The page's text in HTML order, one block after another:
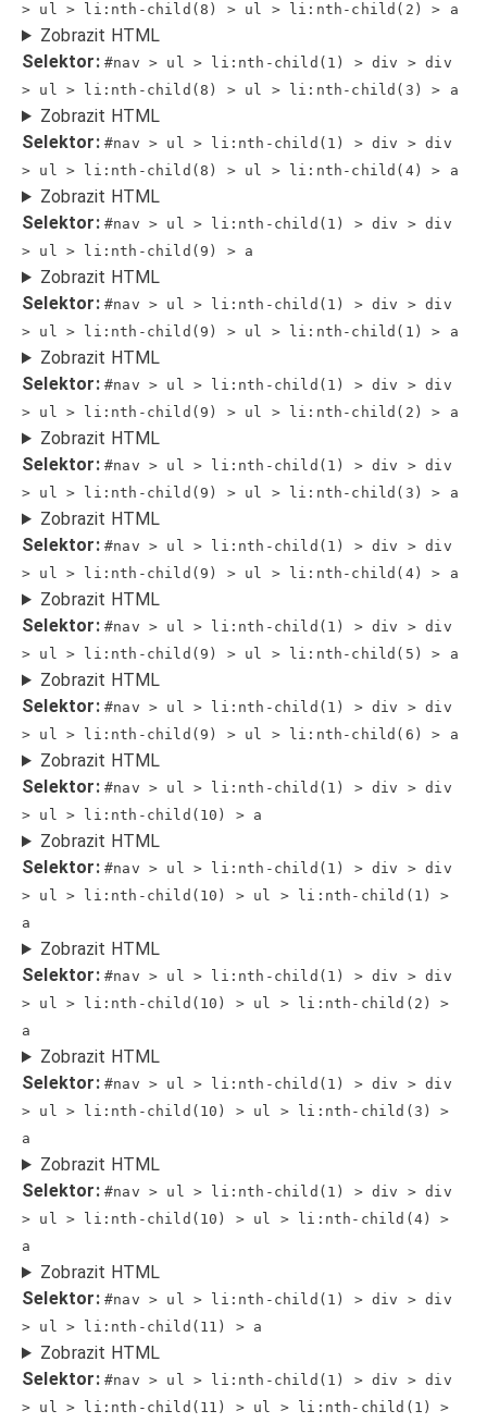
> ul > li:nth-child(8) > ul > li:nth-child(2) > a
Zobrazit HTML
Selektor: #nav > ul > li:nth-child(1) > div > div
> ul > li:nth-child(8) > ul > li:nth-child(3) > a
Zobrazit HTML
Selektor: #nav > ul > li:nth-child(1) > div > div
> ul > li:nth-child(8) > ul > li:nth-child(4) > a
Zobrazit HTML
Selektor: #nav > ul > li:nth-child(1) > div > div
> ul > li:nth-child(9) > a
Zobrazit HTML
Selektor: #nav > ul > li:nth-child(1) > div > div
> ul > li:nth-child(9) > ul > li:nth-child(1) > a
Zobrazit HTML
Selektor: #nav > ul > li:nth-child(1) > div > div
> ul > li:nth-child(9) > ul > li:nth-child(2) > a
Zobrazit HTML
Selektor: #nav > ul > li:nth-child(1) > div > div
> ul > li:nth-child(9) > ul > li:nth-child(3) > a
Zobrazit HTML
Selektor: #nav > ul > li:nth-child(1) > div > div
> ul > li:nth-child(9) > ul > li:nth-child(4) > a
Zobrazit HTML
Selektor: #nav > ul > li:nth-child(1) > div > div
> ul > li:nth-child(9) > ul > li:nth-child(5) > a
Zobrazit HTML
Selektor: #nav > ul > li:nth-child(1) > div > div
> ul > li:nth-child(9) > ul > li:nth-child(6) > a
Zobrazit HTML
Selektor: #nav > ul > li:nth-child(1) > div > div
> ul > li:nth-child(10) > a
Zobrazit HTML
Selektor: #nav > ul > li:nth-child(1) > div > div
> ul > li:nth-child(10) > ul > li:nth-child(1) >
a
Zobrazit HTML
Selektor: #nav > ul > li:nth-child(1) > div > div
> ul > li:nth-child(10) > ul > li:nth-child(2) >
a
Zobrazit HTML
Selektor: #nav > ul > li:nth-child(1) > div > div
> ul > li:nth-child(10) > ul > li:nth-child(3) >
a
Zobrazit HTML
Selektor: #nav > ul > li:nth-child(1) > div > div
> ul > li:nth-child(10) > ul > li:nth-child(4) >
a
Zobrazit HTML
Selektor: #nav > ul > li:nth-child(1) > div > div
> ul > li:nth-child(11) > a
Zobrazit HTML
Selektor: #nav > ul > li:nth-child(1) > div > div
> ul > li:nth-child(11) > ul > li:nth-child(1) >